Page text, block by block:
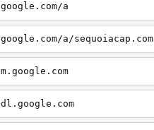
a
a/sequoiacap.com